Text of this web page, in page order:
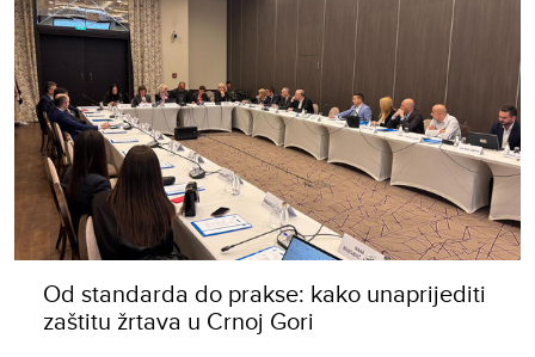
Od standarda do prakse: kako unaprijediti
zaštitu žrtava u Crnoj Gori